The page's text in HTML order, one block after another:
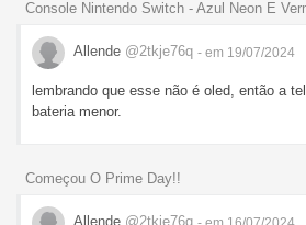
Console Nintendo Switch - Azul Neon E
Allende @2tkje76q - em 19/07/2024
lembrando que esse não é oled, então a
bateria menor.
Começou O Prime Day!!
Allende @2tkje76q - em 16/07/2024